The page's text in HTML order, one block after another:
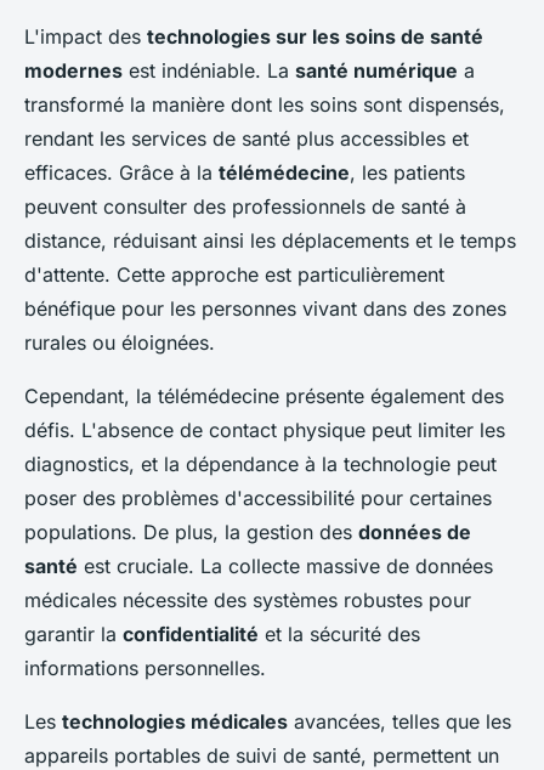
L'impact des technologies sur les soins de santé
modernes est indéniable. La santé numérique a
transformé la manière dont les soins sont dispensés,
rendant les services de santé plus accessibles et
efficaces. Grâce à la télémédecine, les patients
peuvent consulter des professionnels de santé à
distance, réduisant ainsi les déplacements et le temps
d'attente. Cette approche est particulièrement
bénéfique pour les personnes vivant dans des zones
rurales ou éloignées.
Cependant, la télémédecine présente également des
défis. L'absence de contact physique peut limiter les
diagnostics, et la dépendance à la technologie peut
poser des problèmes d'accessibilité pour certaines
populations. De plus, la gestion des données de
santé est cruciale. La collecte massive de données
médicales nécessite des systèmes robustes pour
garantir la confidentialité et la sécurité des
informations personnelles.
Les technologies médicales avancées, telles que les
appareils portables de suivi de santé, permettent un